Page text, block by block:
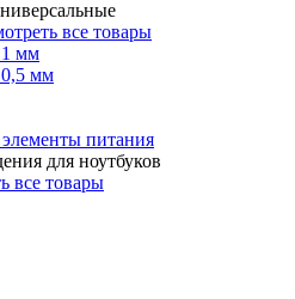
все товары
мм
мм
питания
для ноутбуков
все товары